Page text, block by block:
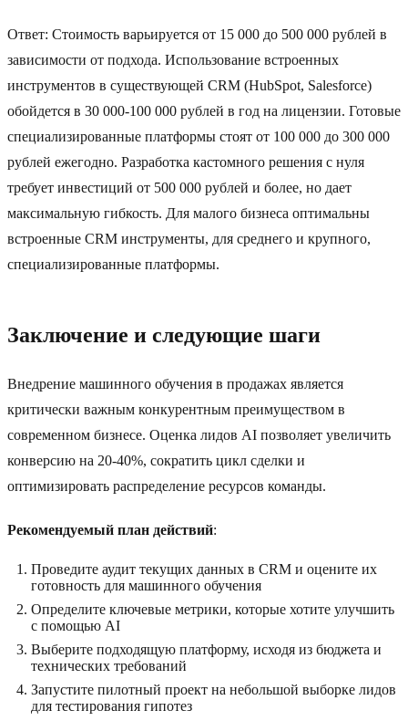
Ответ: Стоимость варьируется от 15 000 до 500 000 рублей в
зависимости от подхода. Использование встроенных
инструментов в существующей CRM (HubSpot, Salesforce)
обойдется в 30 000-100 000 рублей в год на лицензии. Готовые
специализированные платформы стоят от 100 000 до 300 000
рублей ежегодно. Разработка кастомного решения с нуля
требует инвестиций от 500 000 рублей и более, но дает
максимальную гибкость. Для малого бизнеса оптимальны
встроенные CRM инструменты, для среднего и крупного,
специализированные платформы.
Заключение и следующие шаги
Внедрение машинного обучения в продажах является
критически важным конкурентным преимуществом в
современном бизнесе. Оценка лидов AI позволяет увеличить
конверсию на 20-40%, сократить цикл сделки и
оптимизировать распределение ресурсов команды.
Рекомендуемый план действий:
Проведите аудит текущих данных в CRM и оцените их
готовность для машинного обучения
Определите ключевые метрики, которые хотите улучшить
с помощью AI
Выберите подходящую платформу, исходя из бюджета и
технических требований
Запустите пилотный проект на небольшой выборке лидов
для тестирования гипотез